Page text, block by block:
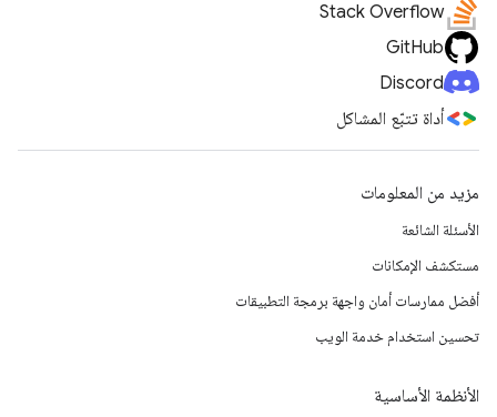
Stack Overflow
GitHub
Discord
أداة تتبّع المشاكل
مزيد من المعلومات
الأسئلة الشائعة
مستكشف الإمكانات
أفضل ممارسات أمان واجهة برمجة التطبيقات
تحسين استخدام خدمة الويب
الأنظمة الأساسية